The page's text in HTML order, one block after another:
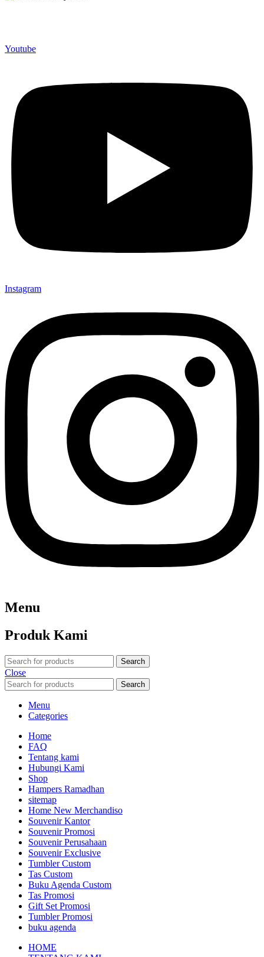
Youtube
Instagram
Menu
Produk Kami
Search
Close
Search
Menu
Categories
Home
FAQ
Tentang kami
Hubungi Kami
Shop
Hampers Ramadhan
sitemap
Home New Merchandiso
Souvenir Kantor
Souvenir Promosi
Souvenir Perusahaan
Souvenir Exclusive
Tumbler Custom
Tas Custom
Buku Agenda Custom
Tas Promosi
Gift Set Promosi
Tumbler Promosi
buku agenda
HOME